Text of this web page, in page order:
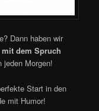
Dann haben wir
mit dem Spruch
jeden Morgen!
Start in den
mit Humor!